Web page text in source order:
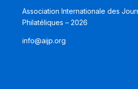
Association Internationale des
Philatéliques – 2026
info@aijp.org